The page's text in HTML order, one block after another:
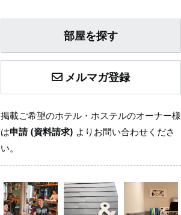
部屋を探す
メルマガ登録
掲載ご希望のホテル・ホステルのオーナー様
は申請 (資料請求) よりお問い合わせくださ
い。